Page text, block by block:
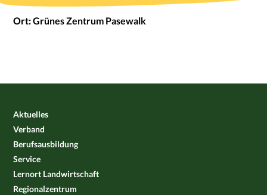
Ort: Grünes Zentrum Pasewalk
Aktuelles
Verband
Berufsausbildung
Service
Lernort Landwirtschaft
Regionalzentrum